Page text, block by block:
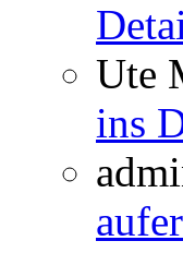
Ute
ins